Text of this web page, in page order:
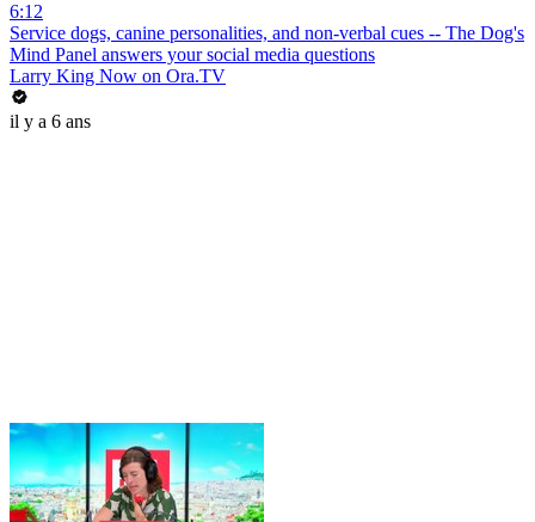
6:12
Service dogs, canine personalities, and non-verbal cues -- The Dog's
Mind Panel answers your social media questions
Larry King Now on Ora.TV
il y a 6 ans